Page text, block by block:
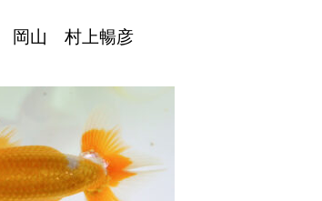
岡山 村上暢彦